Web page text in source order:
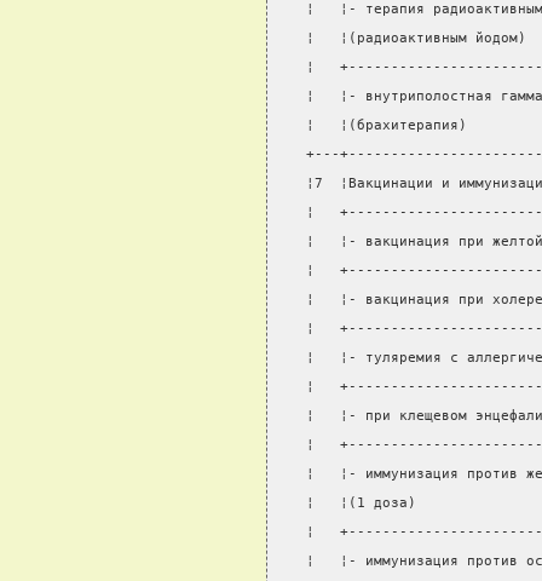
¦   ¦- терапия
¦   ¦(радиоактивным
¦
¦   ¦- внутриполостная
¦   ¦(брахитерапия)
+---
¦7  ¦Вакцинации и
¦
¦   ¦- вакцинация при
¦
¦   ¦- вакцинация при
¦
¦   ¦- туляремия с
¦
¦   ¦- при клещевом
¦
¦   ¦- иммунизация против
¦   ¦(1 доза)
¦
¦   ¦- иммунизация